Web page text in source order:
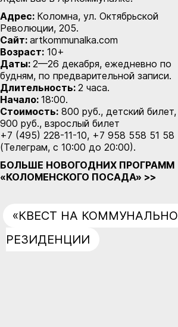
«КВЕСТ НА
РЕЗИДЕНЦИИ
Адрес: Коломна, ул. Октябрьской
Революции, 205.
Сайт: artkommunalka.com
Возраст: 10+
Даты: 2—26 декабря, ежедневно по
будням, по предварительной записи.
Длительность: 2 часа.
Начало: 18:00.
Стоимость: 800 руб., детский билет,
900 руб., взрослый билет
+7 (495) 228-11-10, +7 958 558 51 58
(Телеграм, с 10:00 до 20:00).
БОЛЬШЕ НОВОГОДНИХ ПРОГРАММ
«КОЛОМЕНСКОГО ПОСАДА» >>